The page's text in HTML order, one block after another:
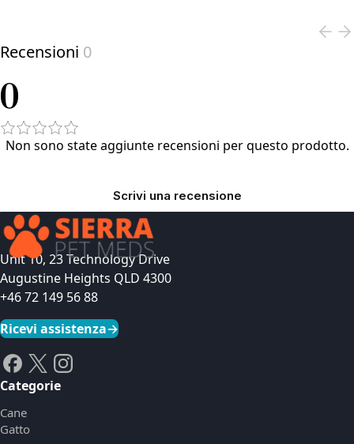
Recensioni 0
0
Non sono state aggiunte recensioni per questo prodotto.
Scrivi una recensione
Unit 10, 23 Technology Drive
Augustine Heights QLD 4300
+46 72 149 56 88
Ricevi assistenza→
Categorie
Cane
Gatto